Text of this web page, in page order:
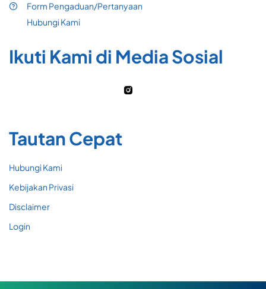
Form Pengaduan/Pertanyaan
Hubungi Kami
Ikuti Kami di Media Sosial
Tautan Cepat
Hubungi Kami
Kebijakan Privasi
Disclaimer
Login